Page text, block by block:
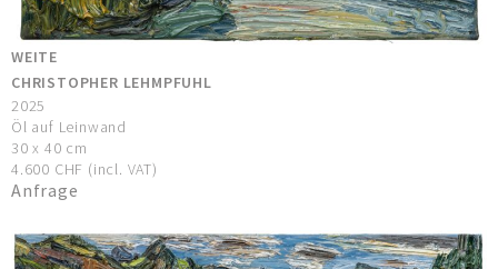
WEITE
CHRISTOPHER LEHMPFUHL
2025
Öl auf Leinwand
30 x 40 cm
4.600 CHF (incl. VAT)
Anfrage